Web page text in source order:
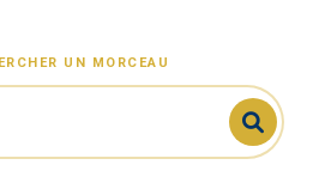
UN MORCEAU